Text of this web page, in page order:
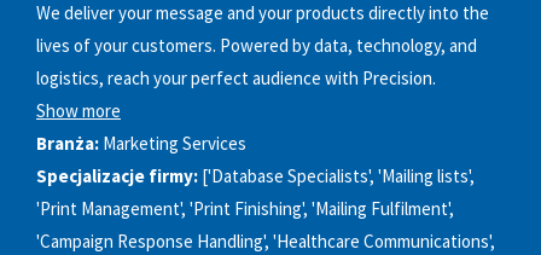
We deliver your message and your products directly into the
lives of your customers. Powered by data, technology, and
logistics, reach your perfect audience with Precision.
Show more
Branża: Marketing Services
Specjalizacje firmy: ['Database Specialists', 'Mailing lists',
'Print Management', 'Print Finishing', 'Mailing Fulfilment',
'Campaign Response Handling', 'Healthcare Communications',